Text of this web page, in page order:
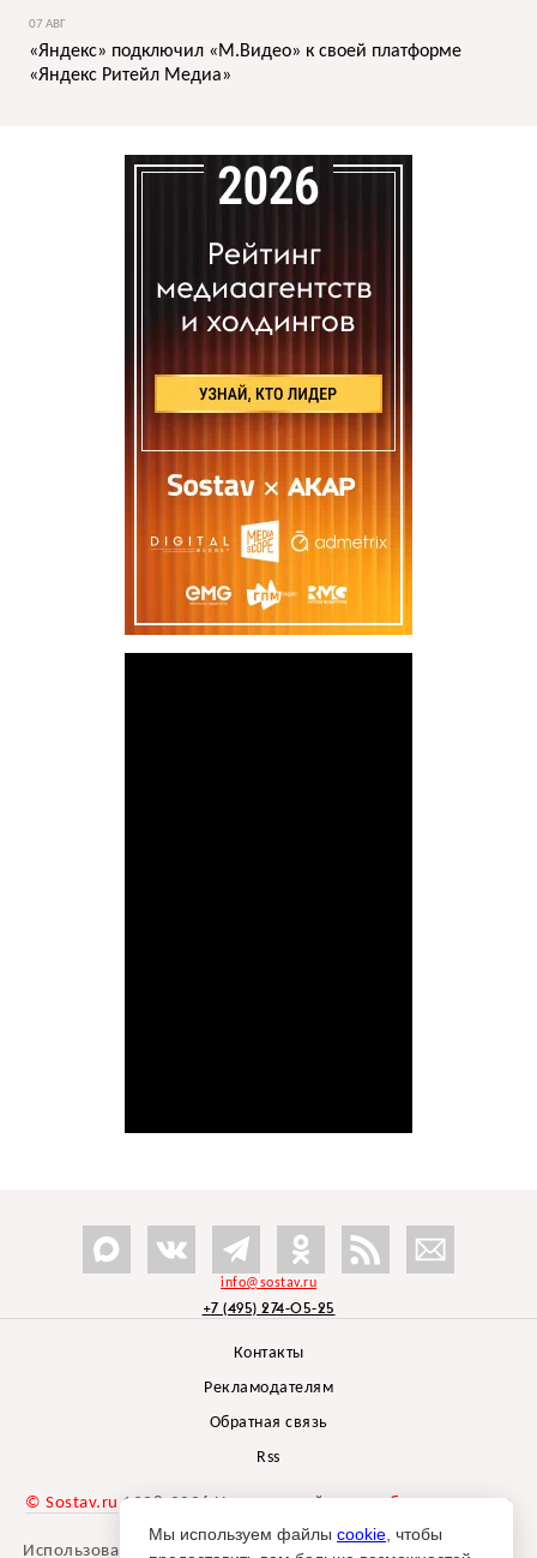
07 АВГ
«Яндекс» подключил «М.Видео» к своей платформе
«Яндекс Ритейл Медиа»
info@sostav.ru
+7 (495) 274-05-25
Контакты
Рекламодателям
Обратная связь
Rss
© Sostav.ru 1998-2026 Независимый проектбрендингового
агентства Depot
Использование материалов Sostav.ru допустимо только при
Мы используем файлы cookie , чтобы